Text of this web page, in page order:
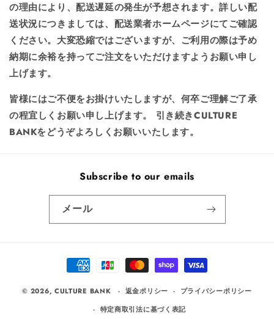
の理由により、配送遅延の発生が予想されます。詳しい配
送状況につきましては、配送業者ホームページにてご確認
ください。大変恐縮ではございますが、ご利用の際は予め
納期に余裕を持ってご注文をいただけますようお願い申し
上げます。
皆様にはご不便をお掛けいたしますが、何卒ご理解ご了承
の程宜しくお願い申し上げます。
引き続きCULTURE
BANKをどうぞよろしくお願いいたします。
Subscribe to our emails
メール
決
済
方
© 2026, CULTURE BANK 返金ポリシー
プライバシーポリシー
特定商取引法に基づく表記